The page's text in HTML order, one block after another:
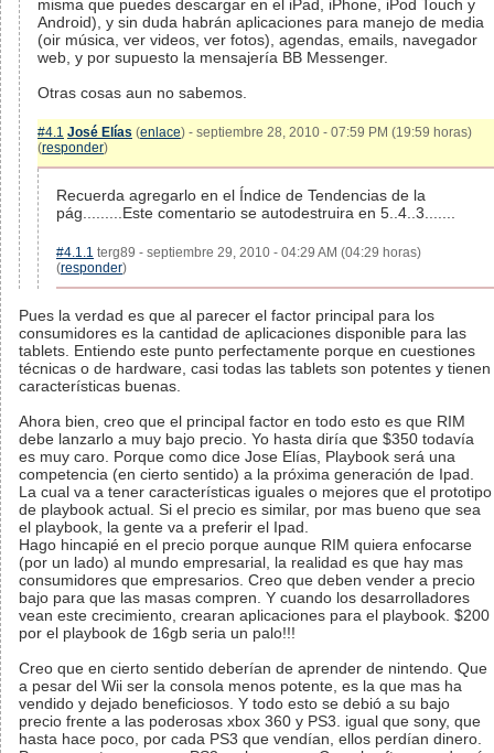
misma que puedes descargar en el iPad, iPhone, iPod Touch y
Android), y sin duda habrán aplicaciones para manejo de media
(oir música, ver videos, ver fotos), agendas, emails, navegador
web, y por supuesto la mensajería BB Messenger.
Otras cosas aun no sabemos.
#4.1 José Elías (enlace) - septiembre 28, 2010 - 07:59 PM (19:59 horas)
(responder)
Recuerda agregarlo en el Índice de Tendencias de la
pág.........Este comentario se autodestruira en 5..4..3.......
#4.1.1 terg89 - septiembre 29, 2010 - 04:29 AM (04:29 horas)
(responder)
Pues la verdad es que al parecer el factor principal para los
consumidores es la cantidad de aplicaciones disponible para las
tablets. Entiendo este punto perfectamente porque en cuestiones
técnicas o de hardware, casi todas las tablets son potentes y tienen
características buenas.
Ahora bien, creo que el principal factor en todo esto es que RIM
debe lanzarlo a muy bajo precio. Yo hasta diría que $350 todavía
es muy caro. Porque como dice Jose Elías, Playbook será una
competencia (en cierto sentido) a la próxima generación de Ipad.
La cual va a tener características iguales o mejores que el prototipo
de playbook actual. Si el precio es similar, por mas bueno que sea
el playbook, la gente va a preferir el Ipad.
Hago hincapié en el precio porque aunque RIM quiera enfocarse
(por un lado) al mundo empresarial, la realidad es que hay mas
consumidores que empresarios. Creo que deben vender a precio
bajo para que las masas compren. Y cuando los desarrolladores
vean este crecimiento, crearan aplicaciones para el playbook. $200
por el playbook de 16gb seria un palo!!!
Creo que en cierto sentido deberían de aprender de nintendo. Que
a pesar del Wii ser la consola menos potente, es la que mas ha
vendido y dejado beneficiosos. Y todo esto se debió a su bajo
precio frente a las poderosas xbox 360 y PS3. igual que sony, que
hasta hace poco, por cada PS3 que vendían, ellos perdían dinero.